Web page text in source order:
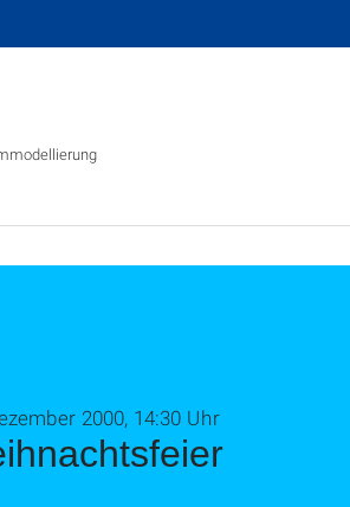
2000, 14:30 Uhr